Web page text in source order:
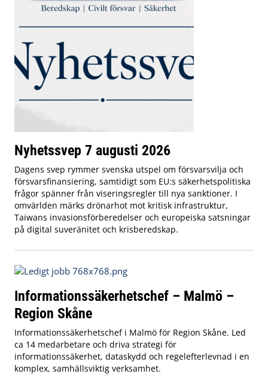
Nyhetssvep 7 augusti 2026
Dagens svep rymmer svenska utspel om försvarsvilja och
försvarsfinansiering, samtidigt som EU:s säkerhetspolitiska
frågor spänner från viseringsregler till nya sanktioner. I
omvärlden märks drönarhot mot kritisk infrastruktur,
Taiwans invasionsförberedelser och europeiska satsningar
på digital suveränitet och krisberedskap.
Informationssäkerhetschef – Malmö –
Region Skåne
Informationssäkerhetschef i Malmö för Region Skåne. Led
ca 14 medarbetare och driva strategi för
informationssäkerhet, dataskydd och regelefterlevnad i en
komplex, samhällsviktig verksamhet.